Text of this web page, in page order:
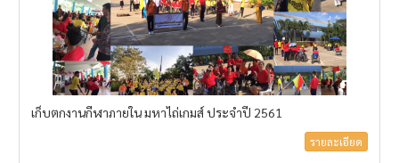
เก็บตกงานกีฬาภายใน มหาไถ่เกมส์ ประจำปี 2561
รายละเอียด